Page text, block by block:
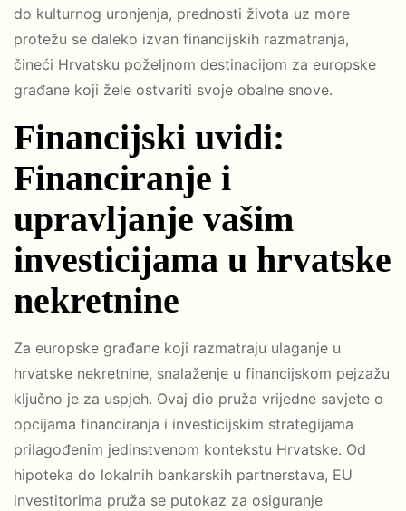
do kulturnog uronjenja, prednosti života uz more
protežu se daleko izvan financijskih razmatranja,
čineći Hrvatsku poželjnom destinacijom za europske
građane koji žele ostvariti svoje obalne snove.
Financijski uvidi:
Financiranje i
upravljanje vašim
investicijama u hrvatske
nekretnine
Za europske građane koji razmatraju ulaganje u
hrvatske nekretnine, snalaženje u financijskom pejzažu
ključno je za uspjeh. Ovaj dio pruža vrijedne savjete o
opcijama financiranja i investicijskim strategijama
prilagođenim jedinstvenom kontekstu Hrvatske. Od
hipoteka do lokalnih bankarskih partnerstava, EU
investitorima pruža se putokaz za osiguranje